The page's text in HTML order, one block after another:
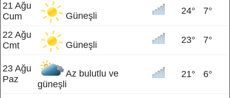
21 Ağu
Cum
Güneşli 24° 7°
22 Ağu
Cmt
Güneşli 23° 7°
23 Ağu
Paz
Az bulutlu ve
güneşli
21° 6°